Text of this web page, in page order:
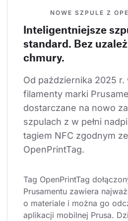
NOWE SZPULE Z
Inteligentniejsze
standard. Bez
chmury.
Od października 2025
filamenty marki
dostarczane na nowo
szpulach z w pełni
tagiem NFC zgodnym
OpenPrintTag.
Tag OpenPrintTag
Prusamentu zawiera
o materiale i można go
aplikacji mobilnej Prusa.